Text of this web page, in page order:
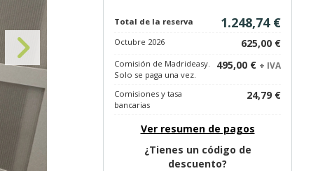
Total de la reserva 1.248,74 €
Octubre 2026 625,00 €
Comisión de Madrideasy.
Solo se paga una vez.
495,00 € + IVA
Comisiones y tasa
bancarias
24,79 €
Ver resumen de pagos
¿Tienes un código de
descuento?